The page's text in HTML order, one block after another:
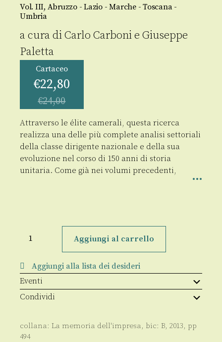
Vol. III, Abruzzo - Lazio - Marche - Toscana -
Umbria
a cura diCarlo Carbonie Giuseppe
Paletta
Cartaceo
€22,80
€24,00
Attraverso le élite camerali, questa ricerca
realizza una delle più complete analisi settoriali
della classe dirigente nazionale e della sua
evoluzione nel corso di 150 anni di storia
unitaria. Come già nei volumi precedenti,
biografico
delle
Camere
di
commercio
italiane
(1944
quantità
Aggiungi al carrello
Aggiungi alla lista dei desideri
Eventi
Condividi
collana: La memoria dell'impresa, bic: B, 2013, pp
494